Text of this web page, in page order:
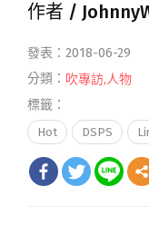
作者 /
發表：2018-06-29
分類： 吹專訪,人物
標籤：
Hot DSPS